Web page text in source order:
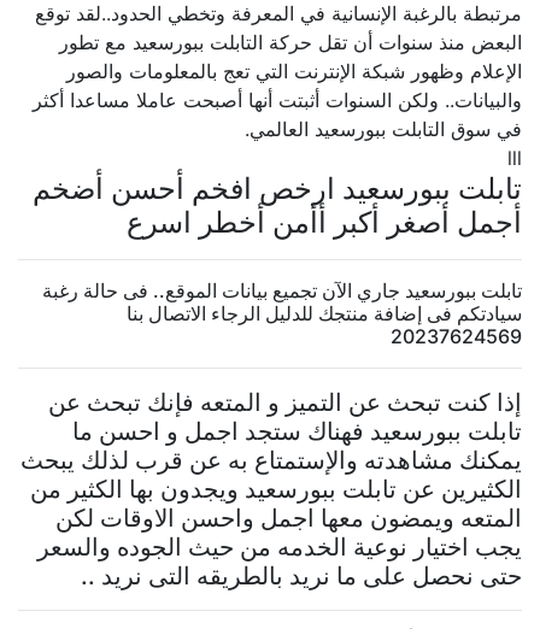
مرتبطة بالرغبة الإنسانية في المعرفة وتخطي الحدود..لقد توقع
البعض منذ سنوات أن تقل حركة التابلت ببورسعيد مع تطور
الإعلام وظهور شبكة الإنترنت التي تعج بالمعلومات والصور
والبيانات.. ولكن السنوات أثبتت أنها أصبحت عاملا مساعدا أكثر
في سوق التابلت ببورسعيد العالمي.
تابلت ببورسعيد ارخص افخم أحسن أضخم
أجمل أصغر أكبر أأمن أخطر اسرع
تابلت ببورسعيد جاري الآن تجميع بيانات الموقع.. فى حالة رغبة
سيادتكم فى إضافة منتجك للدليل الرجاء الاتصال بنا
20237624569
إذا كنت تبحث عن التميز و المتعه فإنك تبحث عن
تابلت ببورسعيد فهناك ستجد اجمل و احسن ما
يمكنك مشاهدته والإستمتاع به عن قرب لذلك يبحث
الكثيرين عن تابلت ببورسعيد ويجدون بها الكثير من
المتعه ويمضون معها اجمل واحسن الاوقات لكن
يجب اختيار نوعية الخدمه من حيث الجوده والسعر
حتى نحصل على ما نريد بالطريقه التى نريد ..